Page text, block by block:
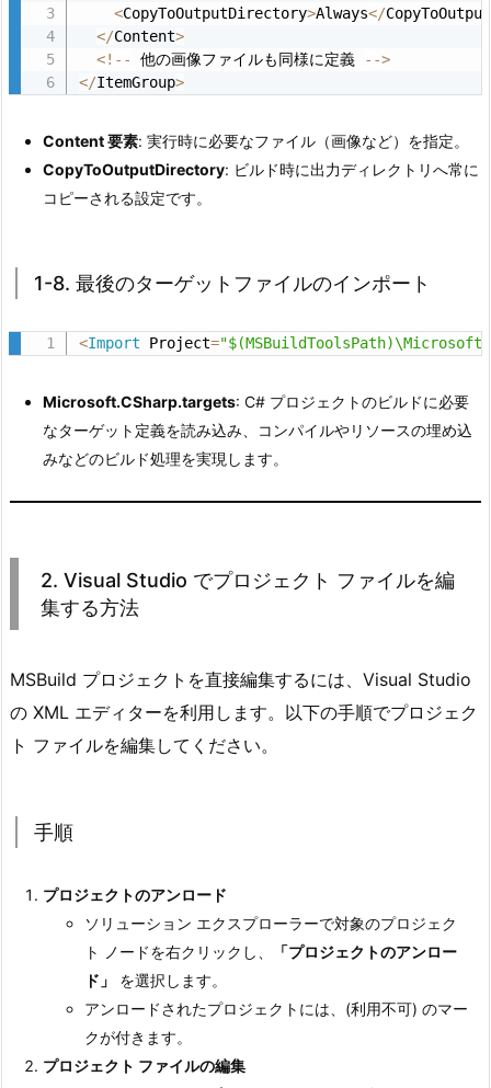
ッ
ト
ァ
の
ト
3.
u
S
d
i
ジ
ク
を
<CopyToOutputDirectory>Always</
</Content>
<! -- 他の画像ファイルも同様に定義 -->
</ItemGroup>
Content 要素: 実行時に必要なファイル（画像など）を指定。
CopyToOutputDirectory: ビルド時に出力ディレクトリへ常に
コピーされる設定です。
1-8. 最後のターゲットファイルのインポート
<Import Project=
Microsoft.CSharp.targets: C# プロジェクトのビルドに必要
なターゲット定義を読み込み、コンパイルやリソースの埋め込
みなどのビルド処理を実現します。
2. Visual Studio でプロジェクト ファイルを編
集する方法
MSBuild プロジェクトを直接編集するには、Visual Studio
の XML エディターを利用します。以下の手順でプロジェク
ト ファイルを編集してください。
手順
プロジェクトのアンロード
ソリューション エクスプローラーで対象のプロジェク
ト ノードを右クリックし、
「プロジェクトのアンロー
ド」
を選択します。
アンロードされたプロジェクトには、(利用不可) のマー
クが付きます。
プロジェクト ファイルの編集